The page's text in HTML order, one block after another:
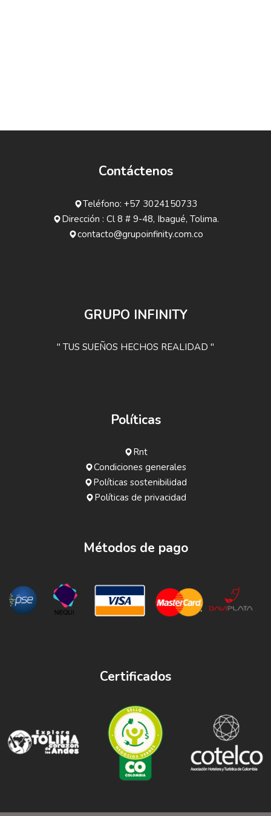
Contáctenos
Teléfono: +57 3024150733
Dirección : Cl 8 # 9-48, Ibagué, Tolima.
contacto@grupoinfinity.com.co
GRUPO INFINITY
" TUS SUEÑOS HECHOS REALIDAD "
Políticas
Rnt
Condiciones generales
Políticas sostenibilidad
Políticas de privacidad
Métodos de pago
Certificados